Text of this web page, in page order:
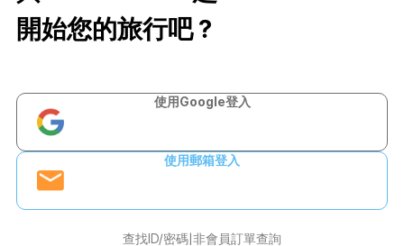
開始您的旅行吧？
使用Google登入
使用郵箱登入
查找ID/密碼 非會員訂單查詢